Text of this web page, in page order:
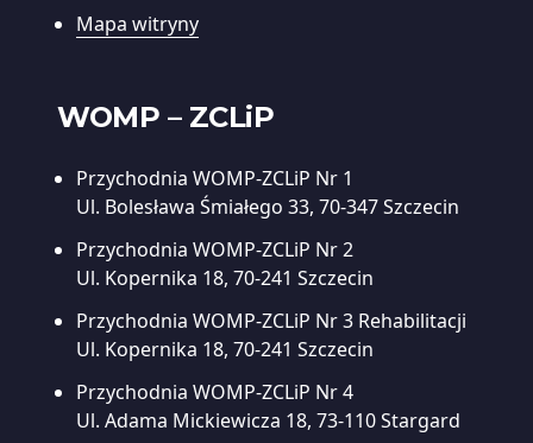
treściMapa witryny
WOMP – ZCLiP
Przychodnia WOMP-ZCLiP Nr 1
Ul. Bolesława Śmiałego 33, 70-347 Szczecin
Przychodnia WOMP-ZCLiP Nr 2
Ul. Kopernika 18, 70-241 Szczecin
Przychodnia WOMP-ZCLiP Nr 3 Rehabilitacji
Ul. Kopernika 18, 70-241 Szczecin
Przychodnia WOMP-ZCLiP Nr 4
Ul. Adama Mickiewicza 18, 73-110 Stargard